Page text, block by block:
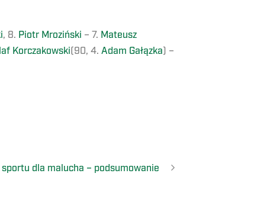
, 8. Piotr Mroziński – 7. Mateusz
Korczakowski(90, 4. Adam Gałązka) –
sportu dla malucha – podsumowanie